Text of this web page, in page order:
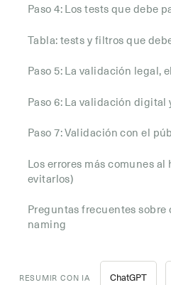
Paso 4: Los tests que debe
Tabla: tests y filtros que
Paso 5: La validación legal,
Paso 6: La validación digital
Paso 7: Validación con el
Los errores más comunes
evitarlos)
Preguntas frecuentes sobre
naming
RESUMIR CON IA ChatGPT